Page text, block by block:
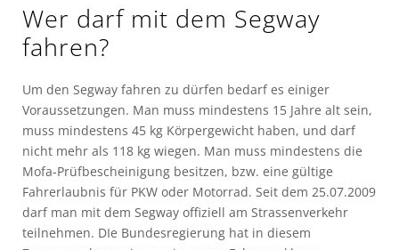
Wer darf mit dem Segway
fahren?
Um den Segway fahren zu dürfen bedarf es einiger
Voraussetzungen. Man muss mindestens 15 Jahre alt sein,
muss mindestens 45 kg Körpergewicht haben, und darf
nicht mehr als 118 kg wiegen. Man muss mindestens die
Mofa-Prüfbescheinigung besitzen, bzw. eine gültige
Fahrerlaubnis für PKW oder Motorrad. Seit dem 25.07.2009
darf man mit dem Segway offiziell am Strassenverkehr
teilnehmen. DIe Bundesregierung hat in diesem